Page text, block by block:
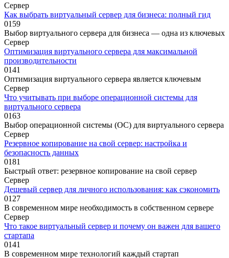
Сервер
Как выбрать виртуальный сервер для бизнеса: полный гид
0159
Выбор виртуального сервера для бизнеса — одна из ключевых
Сервер
Оптимизация виртуального сервера для максимальной
производительности
0141
Оптимизация виртуального сервера является ключевым
Сервер
Что учитывать при выборе операционной системы для
виртуального сервера
0163
Выбор операционной системы (ОС) для виртуального сервера
Сервер
Резервное копирование на свой сервер: настройка и
безопасность данных
0181
Быстрый ответ: резервное копирование на свой сервер
Сервер
Дешевый сервер для личного использования: как сэкономить
0127
В современном мире необходимость в собственном сервере
Сервер
Что такое виртуальный сервер и почему он важен для вашего
стартапа
0141
В современном мире технологий каждый стартап